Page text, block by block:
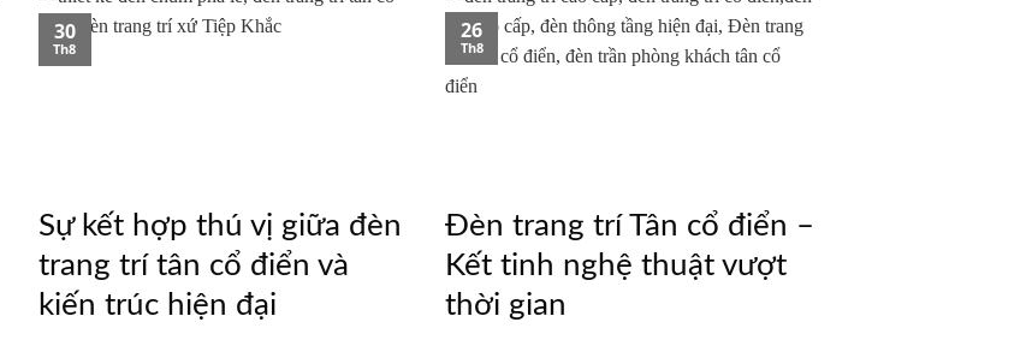
Sự kết hợp thú vị giữa đèn
trang trí tân cổ điển và
kiến trúc hiện đại
30
Th8
Đèn trang trí Tân cổ điển –
Kết tinh nghệ thuật vượt
thời gian
26
Th8